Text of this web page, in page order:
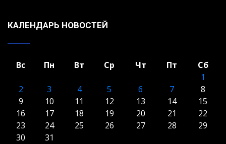
КАЛЕНДАРЬ НОВОСТЕЙ
Вс Пн Вт Ср Чт Пт
Сб
1
2
3 4 5 6 7
8
9
10 11 12 13 14
15
16
17 18 19 20 21
22
23
24 25 26 27 28
29
30
31